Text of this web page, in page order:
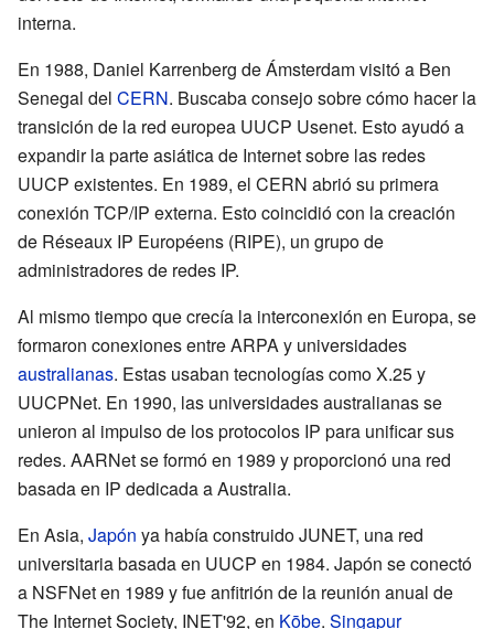
interna.
En 1988, Daniel Karrenberg de Ámsterdam visitó a Ben
Senegal del CERN. Buscaba consejo sobre cómo hacer la
transición de la red europea UUCP Usenet. Esto ayudó a
expandir la parte asiática de Internet sobre las redes
UUCP existentes. En 1989, el CERN abrió su primera
conexión TCP/IP externa. Esto coincidió con la creación
de Réseaux IP Européens (RIPE), un grupo de
administradores de redes IP.
Al mismo tiempo que crecía la interconexión en Europa, se
formaron conexiones entre ARPA y universidades
australianas. Estas usaban tecnologías como X.25 y
UUCPNet. En 1990, las universidades australianas se
unieron al impulso de los protocolos IP para unificar sus
redes. AARNet se formó en 1989 y proporcionó una red
basada en IP dedicada a Australia.
En Asia, Japón ya había construido JUNET, una red
universitaria basada en UUCP en 1984. Japón se conectó
a NSFNet en 1989 y fue anfitrión de la reunión anual de
The Internet Society, INET'92, en Kōbe. Singapur